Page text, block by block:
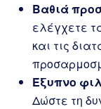
Βαθιά
ελέγχετε
και τις
Έξυπνο
Δώστε τη